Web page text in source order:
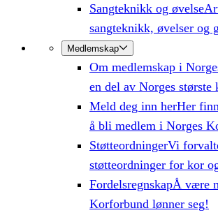
Sangteknikk og øvelse
sangteknikk, øvelser og
Medlemskap
Om medlemskap i
en del av Norges største
Meld deg inn herHer
å bli medlem i Norges
StøtteordningerVi
støtteordninger for kor
FordelsregnskapÅ være
Korforbund lønner seg!